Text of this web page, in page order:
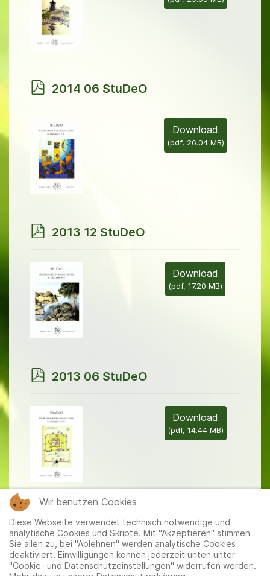
p2014 06 StuDeO
Download
(pdf, 26.04 MB)
p2013 12 StuDeO
Download
(pdf, 17.20 MB)
p
f
2013 06 StuDeO
Download
(pdf, 14.44 MB)
1 2 3 4 »
Wir benutzen Cookies
Diese Webseite verwendet technisch notwendige und
analytische Cookies und Skripte. Mit "Akzeptieren" stimmen
Sie allen zu, bei "Ablehnen" werden analytische Cookies
deaktiviert. Einwilligungen können jederzeit unten unter
"Cookie- und Datenschutzeinstellungen" widerrufen werden.